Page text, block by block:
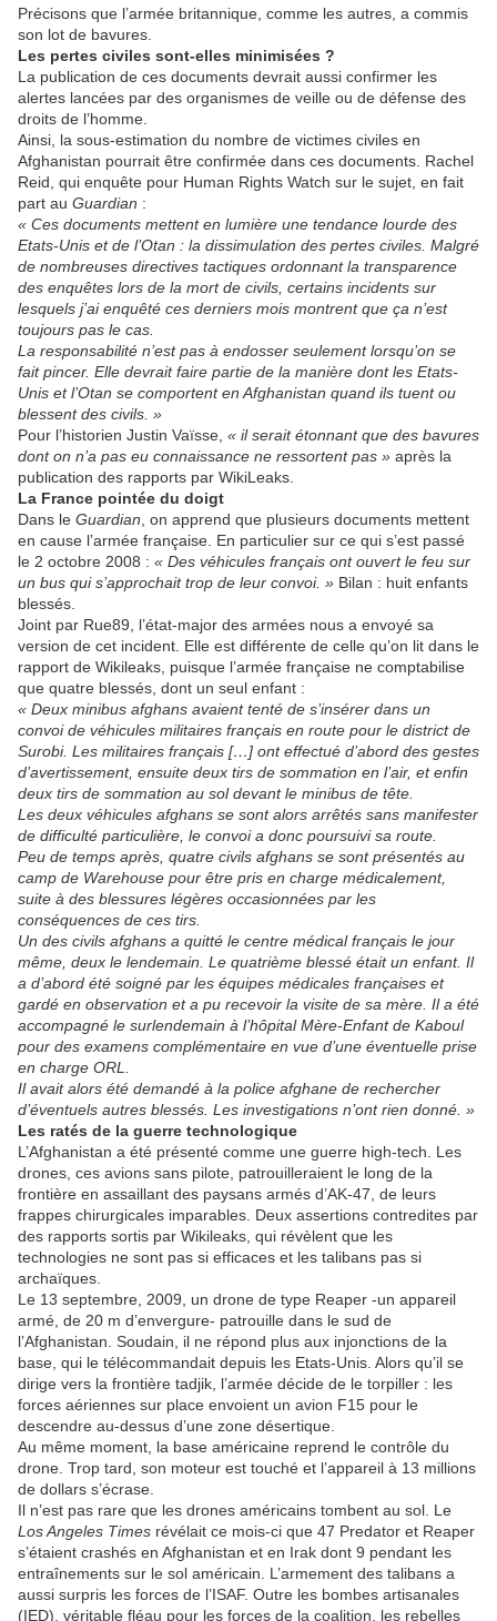
Précisons que l’armée britannique, comme les autres, a commis
son lot de bavures.
Les pertes civiles sont-elles minimisées ?
La publication de ces documents devrait aussi confirmer les
alertes lancées par des organismes de veille ou de défense des
droits de l’homme.
Ainsi, la sous-estimation du nombre de victimes civiles en
Afghanistan pourrait être confirmée dans ces documents. Rachel
Reid, qui enquête pour Human Rights Watch sur le sujet, en fait
part au Guardian :
« Ces documents mettent en lumière une tendance lourde des
Etats-Unis et de l’Otan : la dissimulation des pertes civiles. Malgré
de nombreuses directives tactiques ordonnant la transparence
des enquêtes lors de la mort de civils, certains incidents sur
lesquels j’ai enquêté ces derniers mois montrent que ça n’est
toujours pas le cas.
La responsabilité n’est pas à endosser seulement lorsqu’on se
fait pincer. Elle devrait faire partie de la manière dont les Etats-
Unis et l’Otan se comportent en Afghanistan quand ils tuent ou
blessent des civils. »
Pour l’historien Justin Vaïsse, « il serait étonnant que des bavures
dont on n’a pas eu connaissance ne ressortent pas » après la
publication des rapports par WikiLeaks.
La France pointée du doigt
Dans le Guardian , on apprend que plusieurs documents mettent
en cause l’armée française. En particulier sur ce qui s’est passé
le 2 octobre 2008 : « Des véhicules français ont ouvert le feu sur
un bus qui s’approchait trop de leur convoi. » Bilan : huit enfants
blessés.
Joint par Rue89, l’état-major des armées nous a envoyé sa
version de cet incident. Elle est différente de celle qu’on lit dans le
rapport de Wikileaks, puisque l’armée française ne comptabilise
que quatre blessés, dont un seul enfant :
« Deux minibus afghans avaient tenté de s’insérer dans un
convoi de véhicules militaires français en route pour le district de
Surobi. Les militaires français […] ont effectué d’abord des gestes
d’avertissement, ensuite deux tirs de sommation en l’air, et enfin
deux tirs de sommation au sol devant le minibus de tête.
Les deux véhicules afghans se sont alors arrêtés sans manifester
de difficulté particulière, le convoi a donc poursuivi sa route.
Peu de temps après, quatre civils afghans se sont présentés au
camp de Warehouse pour être pris en charge médicalement,
suite à des blessures légères occasionnées par les
conséquences de ces tirs.
Un des civils afghans a quitté le centre médical français le jour
même, deux le lendemain. Le quatrième blessé était un enfant. Il
a d’abord été soigné par les équipes médicales françaises et
gardé en observation et a pu recevoir la visite de sa mère. Il a été
accompagné le surlendemain à l’hôpital Mère-Enfant de Kaboul
pour des examens complémentaire en vue d’une éventuelle prise
en charge ORL.
Il avait alors été demandé à la police afghane de rechercher
d’éventuels autres blessés. Les investigations n’ont rien donné. »
Les ratés de la guerre technologique
L’Afghanistan a été présenté comme une guerre high-tech. Les
drones, ces avions sans pilote, patrouilleraient le long de la
frontière en assaillant des paysans armés d’AK-47, de leurs
frappes chirurgicales imparables. Deux assertions contredites par
des rapports sortis par Wikileaks, qui révèlent que les
technologies ne sont pas si efficaces et les talibans pas si
archaïques.
Le 13 septembre, 2009, un drone de type Reaper -un appareil
armé, de 20 m d’envergure- patrouille dans le sud de
l’Afghanistan. Soudain, il ne répond plus aux injonctions de la
base, qui le télécommandait depuis les Etats-Unis. Alors qu’il se
dirige vers la frontière tadjik, l’armée décide de le torpiller : les
forces aériennes sur place envoient un avion F15 pour le
descendre au-dessus d’une zone désertique.
Au même moment, la base américaine reprend le contrôle du
drone. Trop tard, son moteur est touché et l’appareil à 13 millions
de dollars s’écrase.
Il n’est pas rare que les drones américains tombent au sol. Le
Los Angeles Times révélait ce mois-ci que 47 Predator et Reaper
s’étaient crashés en Afghanistan et en Irak dont 9 pendant les
entraînements sur le sol américain. L’armement des talibans a
aussi surpris les forces de l’ISAF. Outre les bombes artisanales
(IED), véritable fléau pour les forces de la coalition, les rebelles